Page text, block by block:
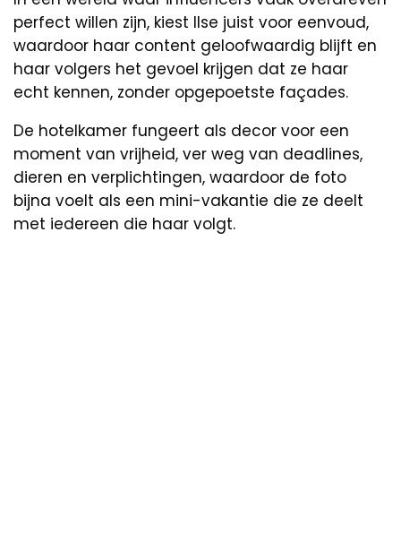
perfect willen zijn, kiest Ilse juist voor eenvoud,
waardoor haar content geloofwaardig blijft en
haar volgers het gevoel krijgen dat ze haar
echt kennen, zonder opgepoetste façades.
De hotelkamer fungeert als decor voor een
moment van vrijheid, ver weg van deadlines,
dieren en verplichtingen, waardoor de foto
bijna voelt als een mini-vakantie die ze deelt
met iedereen die haar volgt.